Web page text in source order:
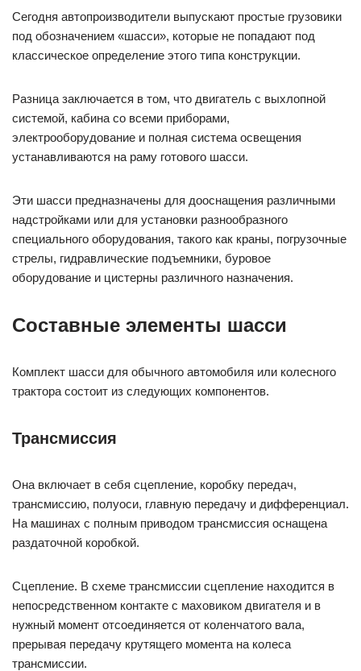
Сегодня автопроизводители выпускают простые грузовики
под обозначением «шасси», которые не попадают под
классическое определение этого типа конструкции.
Разница заключается в том, что двигатель с выхлопной
системой, кабина со всеми приборами,
электрооборудование и полная система освещения
устанавливаются на раму готового шасси.
Эти шасси предназначены для дооснащения различными
надстройками или для установки разнообразного
специального оборудования, такого как краны, погрузочные
стрелы, гидравлические подъемники, буровое
оборудование и цистерны различного назначения.
Составные элементы шасси
Комплект шасси для обычного автомобиля или колесного
трактора состоит из следующих компонентов.
Трансмиссия
Она включает в себя сцепление, коробку передач,
трансмиссию, полуоси, главную передачу и дифференциал.
На машинах с полным приводом трансмиссия оснащена
раздаточной коробкой.
Сцепление. В схеме трансмиссии сцепление находится в
непосредственном контакте с маховиком двигателя и в
нужный момент отсоединяется от коленчатого вала,
прерывая передачу крутящего момента на колеса
трансмиссии.